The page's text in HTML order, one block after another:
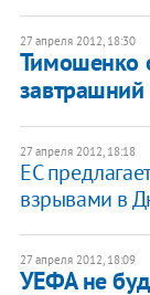
27 апреля 2012, 18:30
Тимошенко
завтрашний
27 апреля 2012, 18:18
ЕС
взрывами в
27 апреля 2012, 18:09
УЕФА не